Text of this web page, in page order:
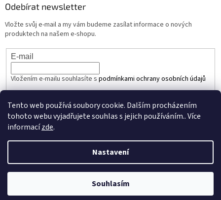
Tento web používá soubory cookie. Dalším procházením
tohoto webu vyjadřujete souhlas s jejich používáním.. Více
informacízde.
Nastavení
Souhlasím
Odebírat newsletter
Vložte svůj e-mail a my vám budeme zasílat informace o nových
produktech na našem e-shopu.
E-mail
Vložením e-mailu souhlasíte s podmínkami ochrany osobních údajů
PŘIHLÁSIT SE
Copyright 2026JEDNAUNCE.cz. Všechna práva vyhrazena.Upravit
nastavení cookies